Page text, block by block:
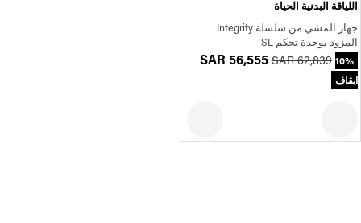
اللياقة البدنية الحياة
جهاز المشي من سلسلة Integrity
المزود بوحدة تحكم SL
SAR 56,555 SAR 62,839 10%
ايقاف